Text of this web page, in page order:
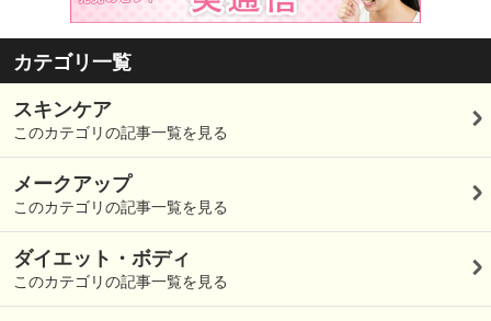
カテゴリ一覧
スキンケア
このカテゴリの記事一覧を見る
メークアップ
このカテゴリの記事一覧を見る
ダイエット・ボディ
このカテゴリの記事一覧を見る